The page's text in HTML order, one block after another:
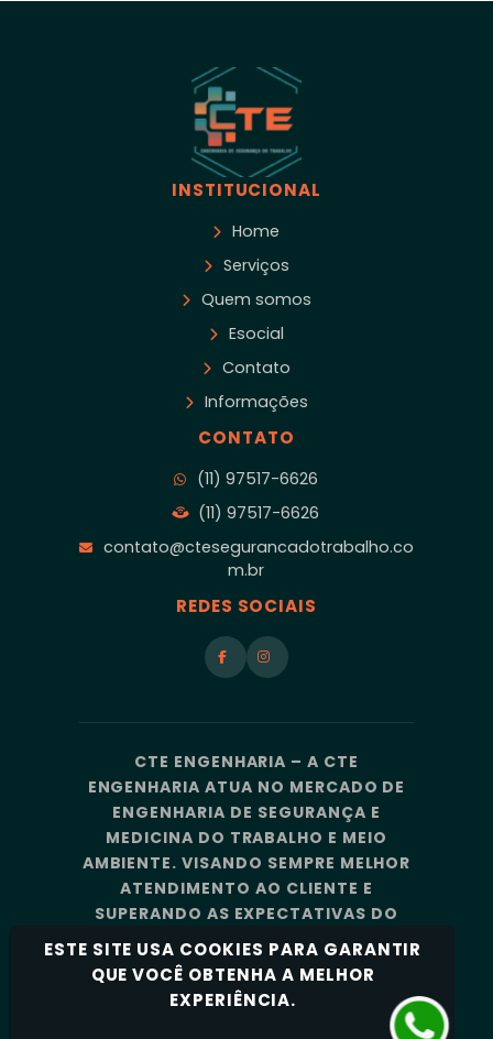
INSTITUCIONAL
Home
Serviços
Quem somos
Esocial
Contato
Informações
CONTATO
(11) 97517-6626
(11) 97517-6626
contato@ctesegurancadotrabalho.co
m.br
REDES SOCIAIS
CTE ENGENHARIA – A CTE
ENGENHARIA ATUA NO MERCADO DE
ENGENHARIA DE SEGURANÇA E
MEDICINA DO TRABALHO E MEIO
AMBIENTE. VISANDO SEMPRE MELHOR
ATENDIMENTO AO CLIENTE E
SUPERANDO AS EXPECTATIVAS DO
MERCADO, A CTE ENGENHARIA
CONTA COM UMA EQUIPE DE
PROFISSIONAIS ALTAMENTE
CAPACITADOS E ESPECIALIZADOS.
ESTE SITE USA COOKIES PARA GARANTIR
QUE VOCÊ OBTENHA A MELHOR
EXPERIÊNCIA.